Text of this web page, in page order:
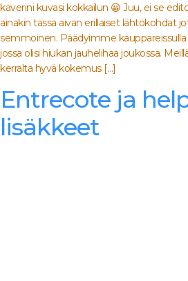
kaverini kuvasi kokkailun 😀 Juu, ei se
ainakin tässä aivan erillaiset lähtökohdat
semmoinen. Päädyimme
jossa olisi hiukan jauhelihaa joukossa.
kerralta hyvä kokemus […]
Entrecote ja
lisäkkeet